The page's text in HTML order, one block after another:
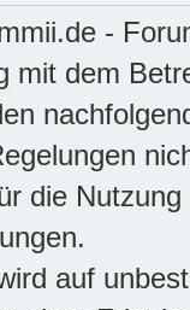
-
mit dem
die
auf